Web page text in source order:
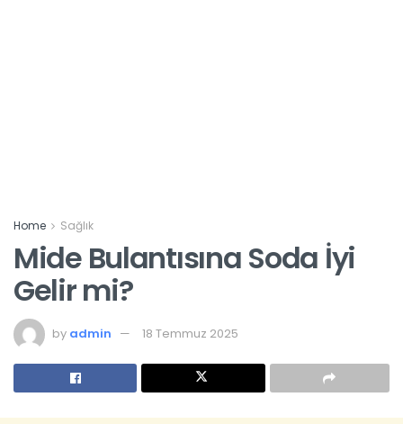
Home Sağlık
Mide Bulantısına Soda İyi
Gelir mi?
by admin 18 Temmuz 2025